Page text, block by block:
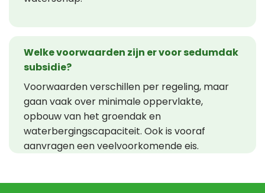
Welke voorwaarden zijn er voor sedumdak
subsidie?
Voorwaarden verschillen per regeling, maar
gaan vaak over minimale oppervlakte,
opbouw van het groendak en
waterbergingscapaciteit. Ook is vooraf
aanvragen een veelvoorkomende eis.